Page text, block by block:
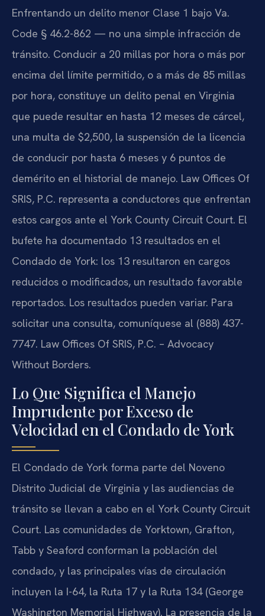
Enfrentando un delito menor Clase 1 bajo Va.
Code § 46.2-862 — no una simple infracción de
tránsito. Conducir a 20 millas por hora o más por
encima del límite permitido, o a más de 85 millas
por hora, constituye un delito penal en Virginia
que puede resultar en hasta 12 meses de cárcel,
una multa de $2,500, la suspensión de la licencia
de conducir por hasta 6 meses y 6 puntos de
demérito en el historial de manejo. Law Offices Of
SRIS, P.C. representa a conductores que enfrentan
estos cargos ante el York County Circuit Court. El
bufete ha documentado 13 resultados en el
Condado de York: los 13 resultaron en cargos
reducidos o modificados, un resultado favorable
reportados. Los resultados pueden variar. Para
solicitar una consulta, comuníquese al (888) 437-
7747. Law Offices Of SRIS, P.C. – Advocacy
Without Borders.
Lo Que Significa el Manejo
Imprudente por Exceso de
Velocidad en el Condado de York
El Condado de York forma parte del Noveno
Distrito Judicial de Virginia y las audiencias de
tránsito se llevan a cabo en el York County Circuit
Court. Las comunidades de Yorktown, Grafton,
Tabb y Seaford conforman la población del
condado, y las principales vías de circulación
incluyen la I-64, la Ruta 17 y la Ruta 134 (George
Washington Memorial Highway). La presencia de la